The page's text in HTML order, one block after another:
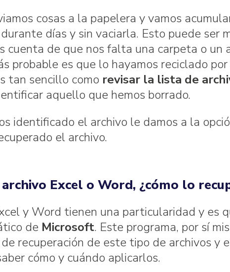
cosas a la papelera y vamos
días y sin vaciarla. Esto puede ser
cuenta de que nos falta una carpeta o un
probable es que lo hayamos reciclado por
tan sencillo como revisar la lista de
aquello que hemos borrado.
identificado el archivo le damos a la
el archivo.
Excel o Word, ¿cómo lo
y Word tienen una particularidad y es
de Microsoft. Este programa, por sí
recuperación de este tipo de archivos y
cómo y cuándo aplicarlos.